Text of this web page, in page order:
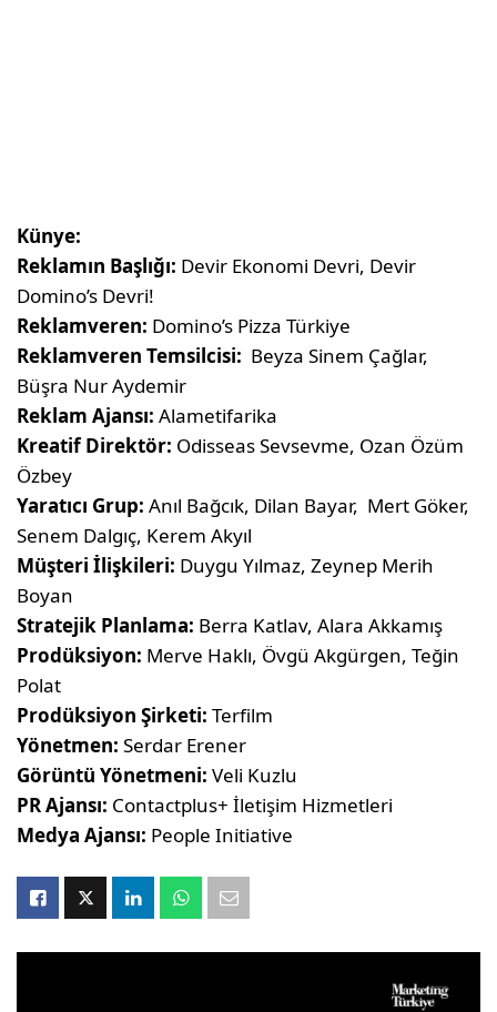
Künye:
Reklamın Başlığı: Devir Ekonomi Devri, Devir
Domino’s Devri!
Reklamveren: Domino’s Pizza Türkiye
Reklamveren Temsilcisi: Beyza Sinem Çağlar,
Büşra Nur Aydemir
Reklam Ajansı: Alametifarika
Kreatif Direktör: Odisseas Sevsevme, Ozan Özüm
Özbey
Yaratıcı Grup: Anıl Bağcık, Dilan Bayar, Mert Göker,
Senem Dalgıç, Kerem Akyıl
Müşteri İlişkileri: Duygu Yılmaz, Zeynep Merih
Boyan
Stratejik Planlama: Berra Katlav, Alara Akkamış
Prodüksiyon: Merve Haklı, Övgü Akgürgen, Teğin
Polat
Prodüksiyon Şirketi:Terfilm
Yönetmen: Serdar Erener
Görüntü Yönetmeni: Veli Kuzlu
PR Ajansı: Contactplus+ İletişim Hizmetleri
Medya Ajansı: People Initiative